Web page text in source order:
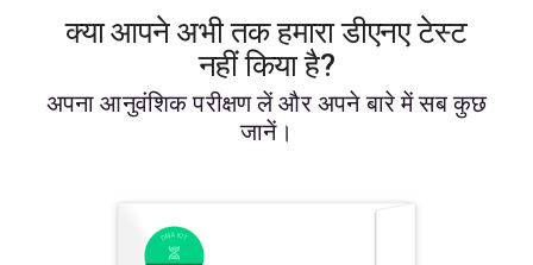
क्या आपने अभी तक हमारा डीएनए टेस्ट
नहीं किया है?
अपना आनुवंशिक परीक्षण लें और अपने बारे में सब कुछ
जानें।